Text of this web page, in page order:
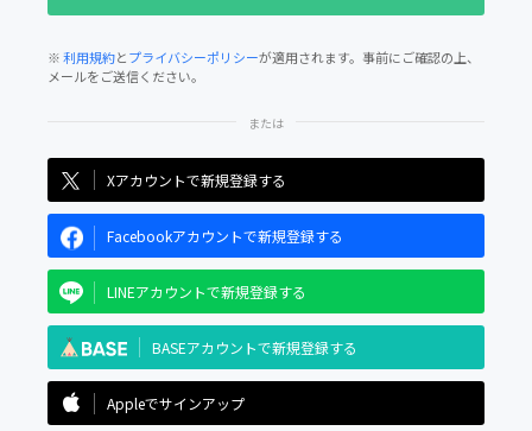
※利用規約とプライバシーポリシーが適用されます。事前にご確認の上、
メールをご送信ください。
Xアカウントで新規登録する
Facebookアカウントで新規登録する
LINEアカウントで新規登録する
BASEアカウントで新規登録する
Appleでサインアップ